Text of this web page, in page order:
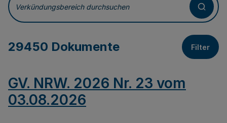
Verkündungsbereich durchsuchen
29450 Dokumente Filter
GV. NRW. 2026 Nr. 23 vom
03.08.2026